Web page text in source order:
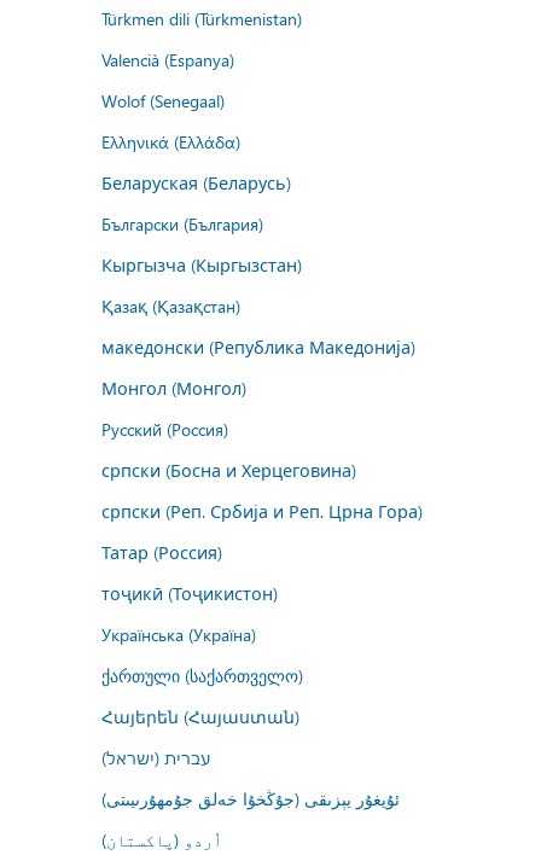
Türkmen dili (Türkmenistan)
Valencià (Espanya)
Wolof (Senegaal)
Ελληνικά (Ελλάδα)
Беларуская (Беларусь)
Български (България)
Кыргызча (Кыргызстан)
Қазақ (Қазақстан)
македонски (Република Македонија)
Монгол (Монгол)
Русский (Россия)
српски (Босна и Херцеговина)
српски (Реп. Србија и Реп. Црна Гора)
Татар (Россия)
тоҷикӣ (Тоҷикистон)
Українська (Україна)
ქართული (საქართველო)
Հայերեն (Հայաստան)
עברית (ישראל)
ئۇيغۇر يېزىقى (جۇڭخۇا خەلق جۇمھۇرىيىتى)
اُردو (پاکستان)